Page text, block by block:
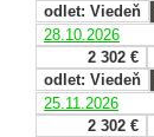
odlet: Viedeň
28.10.2026
2 302 €
odlet: Viedeň
25.11.2026
2 302 €